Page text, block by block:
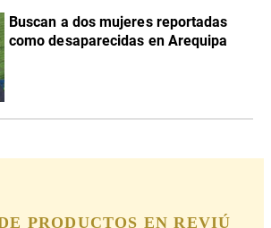
Buscan a dos mujeres reportadas
como desaparecidas en Arequipa